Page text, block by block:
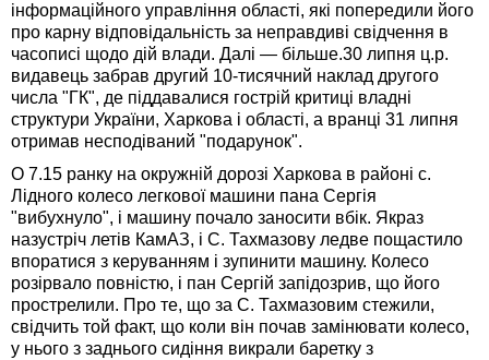
інформаційного управління області, які попередили його
про карну відповідальність за неправдиві свідчення в
часописі щодо дій влади. Далі — більше.30 липня ц.р.
видавець забрав другий 10-тисячний наклад другого
числа "ГК", де піддавалися гострій критиці владні
структури України, Харкова і області, а вранці 31 липня
отримав несподіваний "подарунок".
О 7.15 ранку на окружній дорозі Харкова в районі с.
Лідного колесо легкової машини пана Сергія
"вибухнуло", і машину почало заносити вбік. Якраз
назустріч летів КамАЗ, і С. Тахмазову ледве пощастило
впоратися з керуванням і зупинити машину. Колесо
розірвало повністю, і пан Сергій запідозрив, що його
прострелили. Про те, що за С. Тахмазовим стежили,
свідчить той факт, що коли він почав замінювати колесо,
у нього з заднього сидіння викрали баретку з